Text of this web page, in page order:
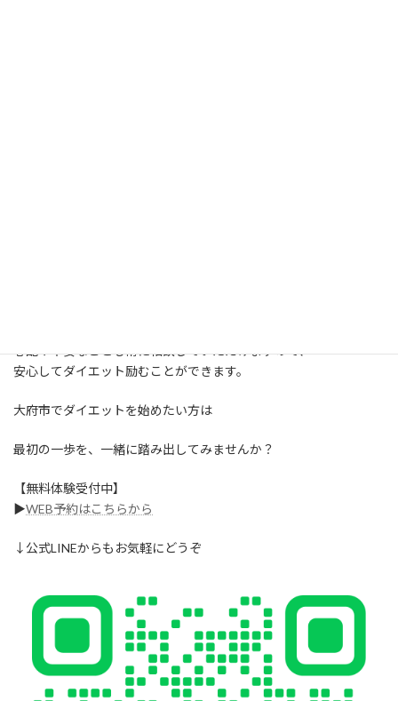
心配や不安なことも常に相談していただけますので、
安心してダイエット励むことができます。
大府市でダイエットを始めたい方は
最初の一歩を、一緒に踏み出してみませんか？
【無料体験受付中】
▶︎WEB予約はこちらから
↓公式LINEからもお気軽にどうぞ